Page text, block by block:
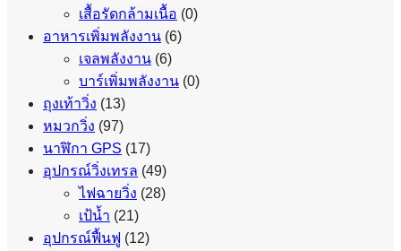
เสื้อรัดกล้ามเนื้อ (0)
อาหารเพิ่มพลังงาน (6)
เจลพลังงาน (6)
บาร์เพิ่มพลังงาน (0)
ถุงเท้าวิ่ง (13)
หมวกวิ่ง (97)
นาฬิกา GPS (17)
อุปกรณ์วิ่งเทรล (49)
ไฟฉายวิ่ง (28)
เป้น้ำ (21)
อุปกรณ์ฟื้นฟู (12)